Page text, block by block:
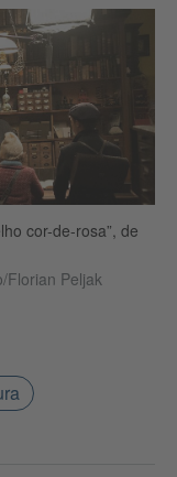
cor-de-rosa”, de
Florian Peljak